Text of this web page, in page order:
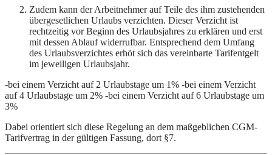
Zudem kann der Arbeitnehmer auf Teile des ihm zustehenden
übergesetlichen Urlaubs verzichten. Dieser Verzicht ist
rechtzeitig vor Beginn des Urlaubsjahres zu erklären und erst
mit dessen Ablauf widerrufbar. Entsprechend dem Umfang
des Urlaubsverzichtes erhöt sich das vereinbarte Tarifentgelt
im jeweiligen Urlaubsjahr.
-bei einem Verzicht auf 2 Urlaubstage um 1% -bei einem Verzicht
auf 4 Urlaubstage um 2% -bei einem Verzicht auf 6 Urlaubstage um
3%
Dabei orientiert sich diese Regelung an dem maßgeblichen CGM-
Tarifvertrag in der gültigen Fassung, dort §7.